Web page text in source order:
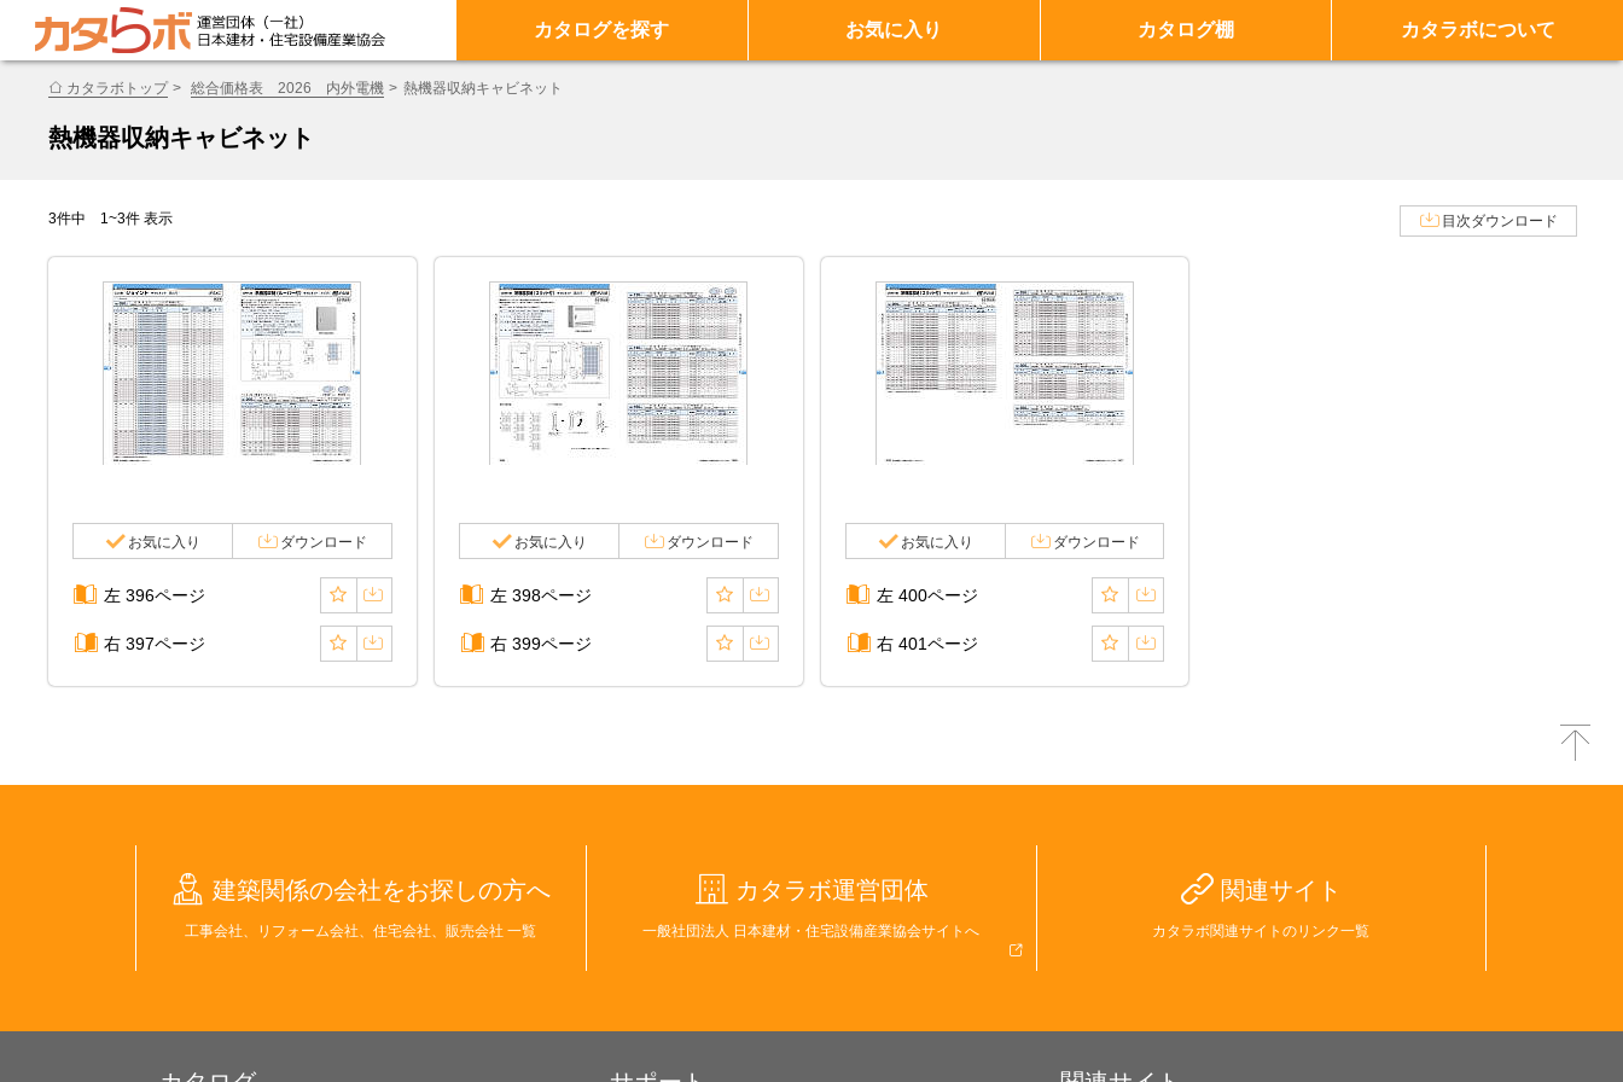
カタログを探す お気に入り カタログ棚 カタラボについて
カタラボトップ 総合価格表 2026 内外電機 熱機器収納キャビネット
熱機器収納キャビネット
3件中 1~3件 表示 目次ダウンロード
お気に入り ダウンロード
左 396ページ
右 397ページ
お気に入り ダウンロード
左 398ページ
右 399ページ
お気に入り ダウンロード
左 400ページ
右 401ページ
建築関係の会社をお探しの方へ
工事会社、リフォーム会社、住宅会社、販売会社 一覧
カタラボ運営団体
一般社団法人 日本建材・住宅設備産業協会サイトへ
関連サイト
カタラボ関連サイトのリンク一覧